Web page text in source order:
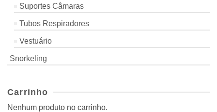
Suportes Câmaras
Tubos Respiradores
Vestuário
Snorkeling
Carrinho
Nenhum produto no carrinho.